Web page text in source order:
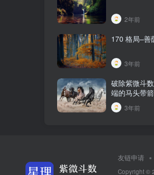
2年前
170 格局–善
3年前
破除紫微斗
端的马头带
3年前
友链申请
Copyright ©